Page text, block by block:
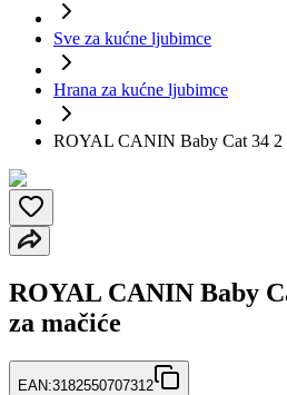
Sve za kućne ljubimce
Hrana za kućne ljubimce
ROYAL CANIN Baby Cat 34 2
ROYAL CANIN Baby
za mačiće
EAN:3182550707312